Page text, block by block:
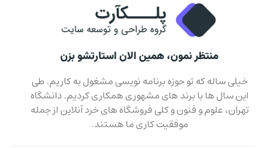
منتظر نمون، همین الان استارتشو بزن
خیلی ساله که تو حوزه برنامه نویسی مشغول به کاریم. طی
این سال ها با برند های مشهوری همکاری کردیم. دانشگاه
تهران، علوم و فنون و کلی فروشگاه های خرد آنلاین از جمله
موفقیت کاری ما هستند.